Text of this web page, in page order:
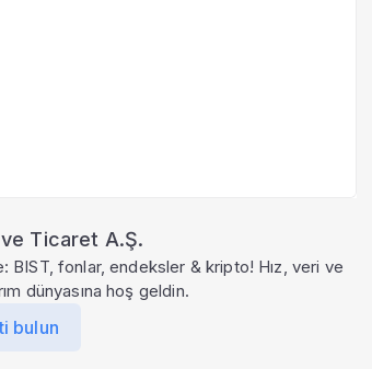
ve Ticaret A.Ş.
BIST, fonlar, endeksler & kripto! Hız, veri ve
dünyasına hoş geldin.
bulun